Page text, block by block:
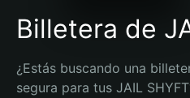
Billetera de
¿Estás buscando una
segura para tus JAIL